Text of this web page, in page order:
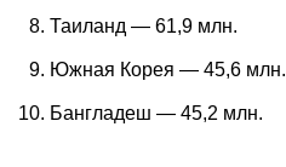
Таиланд — 61,9 млн.
Южная Корея — 45,6 млн.
Бангладеш — 45,2 млн.